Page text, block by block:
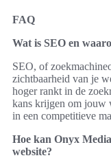
FAQ
Wat is SEO en
SEO, of
zichtbaarheid van je
hoger rankt in de
kans krijgen om jouw
in een competitieve
Hoe kan Onyx
website?